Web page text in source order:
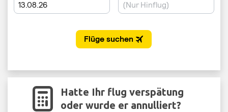
Hatte Ihr flug verspätung
oder wurde er annulliert?